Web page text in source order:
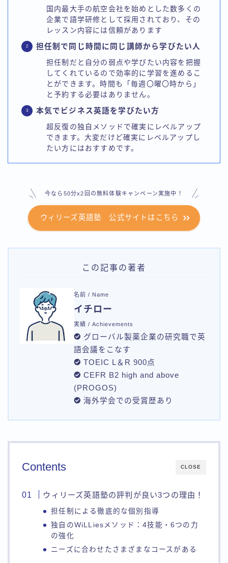
国内最大手の航空会社を始めとした数多くの
企業で語学研修として採用されており、その
レッスン内容には信頼があります
担任制で同じ時間に同じ講師から学びたい人
担任制だと自分の弱点や学びたい内容を把握
してくれているので効率的に学習を進めるこ
とができます。時間も「毎週〇曜〇時から」
と予約する必要はありません。
本気でビジネス英語を学びたい方
超反復の独自メソッドで確実にレベルアップ
できます。大変だけど確実にレベルアップし
たい方にはおすすめです。
今なら50分x2回の無料体験キャンペーン実施中！
ウィリーズ英語塾 公式サイトはこちら
この記事の著者
名前 / Name
イチロー
実績 / Achievements
グローバル製薬企業の研究職で英
語会議をこなす
TOEIC L＆R 900点
CEFR B2 high and above
(PROGOS)
海外学会での受賞歴あり
CLOSE
Contents
ウィリーズ英語塾の評判が良い3つの理由！
担任制による徹底的な個別指導
独自のWiLLiesメソッド：4技能・6つの力
の強化
ニーズに合わせたさまざまなコースがある